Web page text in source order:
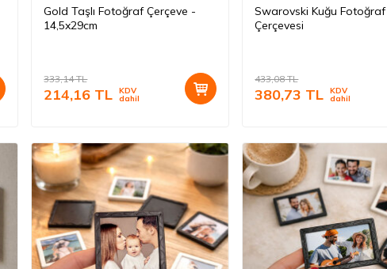
Gold Taşlı Fotoğraf Çerçeve -
14,5x29cm
333,14TL
214,16 TL KDV
dahil
Swarovski Kuğu Fotoğraf
Çerçevesi
433,08TL
380,73 TL KDV
dahil